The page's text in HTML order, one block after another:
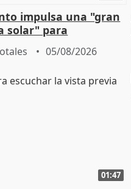
impulsa una "gran
solar" para
05/08/2026
01:47